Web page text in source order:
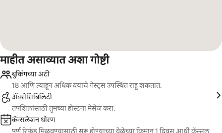
माहीत असाव्यात अशा गोष्टी
बुकिंगच्या अटी
18 आणि त्याहून अधिक वयाचे गेस्ट्स उपस्थित राहू शकतात.
ॲक्सेसिबिलिटी
तपशिलांसाठी तुमच्या होस्टना मेसेज करा.
कॅन्सलेशन धोरण
पूर्ण रिफंड मिळवण्यासाठी सुरू होण्याच्या वेळेच्या किमान 1 दिवस आधी कॅन्सल